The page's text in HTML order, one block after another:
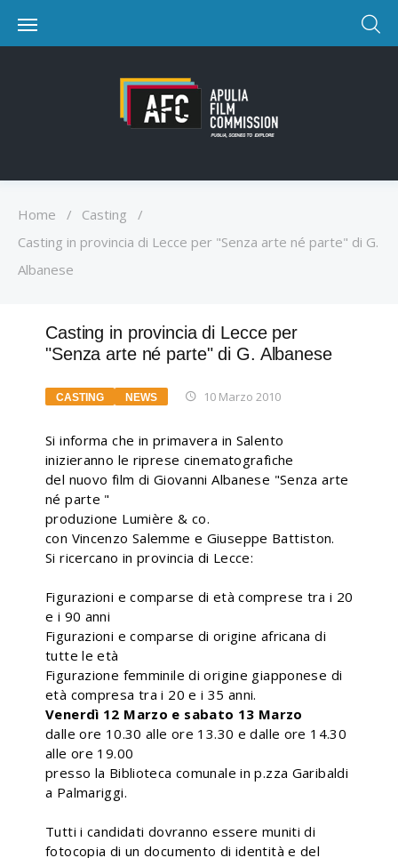
Home / Casting
/
Casting in provincia di Lecce per "Senza arte né parte" di G.
Albanese
Casting in provincia di Lecce per
"Senza arte né parte" di G. Albanese
CASTING NEWS 10 Marzo 2010
Si informa che in primavera in Salento
inizieranno le riprese cinematografiche
del nuovo film di Giovanni Albanese "Senza arte
né parte "
produzione Lumière & co.
con Vincenzo Salemme e Giuseppe Battiston.
Si ricercano in provincia di Lecce:
Figurazioni e comparse di età comprese tra i 20
e i 90 anni
Figurazioni e comparse di origine africana di
tutte le età
Figurazione femminile di origine giapponese di
età compresa tra i 20 e i 35 anni.
Venerdì 12 Marzo e sabato 13 Marzo
dalle ore 10.30 alle ore 13.30 e dalle ore 14.30
alle ore 19.00
presso la Biblioteca comunale in p.zza Garibaldi
a Palmariggi.
Tutti i candidati dovranno essere muniti di
fotocopia di un documento di identità e del